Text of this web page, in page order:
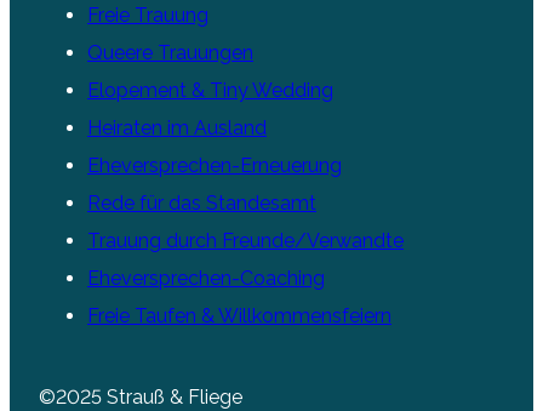
Freie Trauung
Queere Trauungen
Elopement & Tiny Wedding
Heiraten im Ausland
Eheversprechen-Erneuerung
Rede für das Standesamt
Trauung durch Freunde/Verwandte
Eheversprechen-Coaching
Freie Taufen & Willkommensfeiern
©2025 Strauß & Fliege